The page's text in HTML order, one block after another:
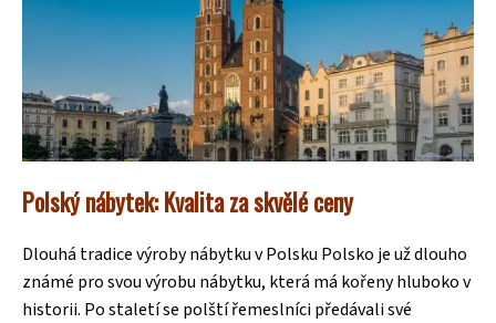
Polský nábytek: Kvalita za skvělé ceny
Dlouhá tradice výroby nábytku v Polsku Polsko je už dlouho
známé pro svou výrobu nábytku, která má kořeny hluboko v
historii. Po staletí se polští řemeslníci předávali své